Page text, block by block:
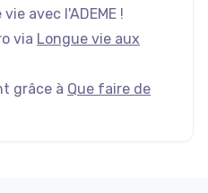
avec l'ADEME !
via Longue vie aux
grâce à Que faire de